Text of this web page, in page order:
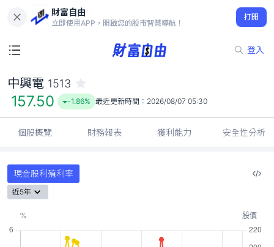
財富自由
立即使用APP，開啟您的股市智慧導航！
打開
登入
157.50
-1.86%
中興電 1513
157.50 -1.86% 最近更新時間： 2026/08/07 05:30
個股概覽 財務報表 獲利能力 安全性分析
現金股利殖利率
近5年